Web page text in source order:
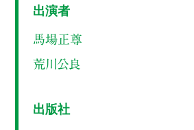
出演者
馬場正尊
荒川公良
出版社